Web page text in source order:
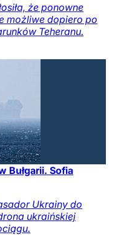
że ponowne
możliwe dopiero po
Teheranu.
Bułgarii. Sofia
Ukrainy do
ukraińskiej